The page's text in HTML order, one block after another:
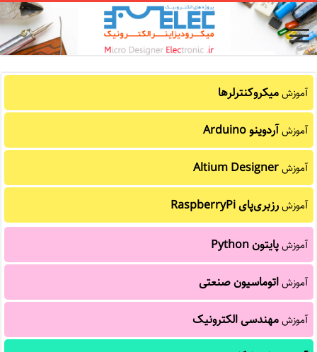
آموزشمیکروکنترلرها
آموزشآردوینو Arduino
آموزشAltium Designer
آموزشرزبری‌پای RaspberryPi
آموزشپایتون Python
آموزشاتوماسیون صنعتی
آموزشمهندسی الکترونیک